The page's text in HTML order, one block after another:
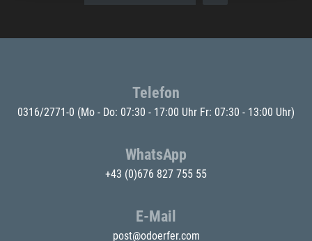
Telefon
0316/2771-0 (Mo - Do: 07:30 - 17:00 Uhr Fr: 07:30 - 13:00 Uhr)
WhatsApp
+43 (0)676 827 755 55
E-Mail
post@odoerfer.com